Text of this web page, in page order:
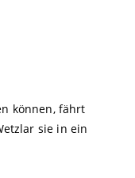
können, fährt
sie in ein